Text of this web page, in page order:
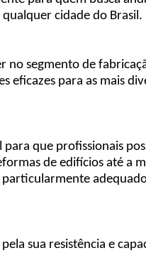
cidade do Brasil.
segmento de
para as mais
que profissionais
de edifícios até a
sua resistência e